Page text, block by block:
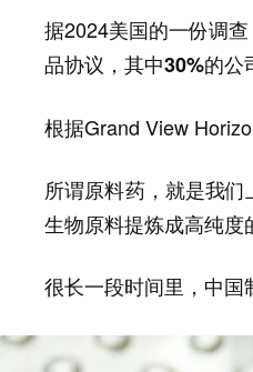
据2024美国的一份调查
品协议，其中30%的公
根据Grand View
所谓原料药，就是我们
生物原料提炼成高纯
很长一段时间里，中